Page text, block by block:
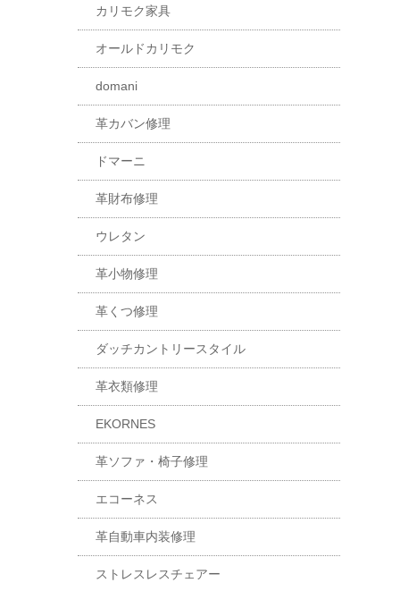
カリモク家具
オールドカリモク
domani
革カバン修理
ドマーニ
革財布修理
ウレタン
革小物修理
革くつ修理
ダッチカントリースタイル
革衣類修理
EKORNES
革ソファ・椅子修理
エコーネス
革自動車内装修理
ストレスレスチェアー